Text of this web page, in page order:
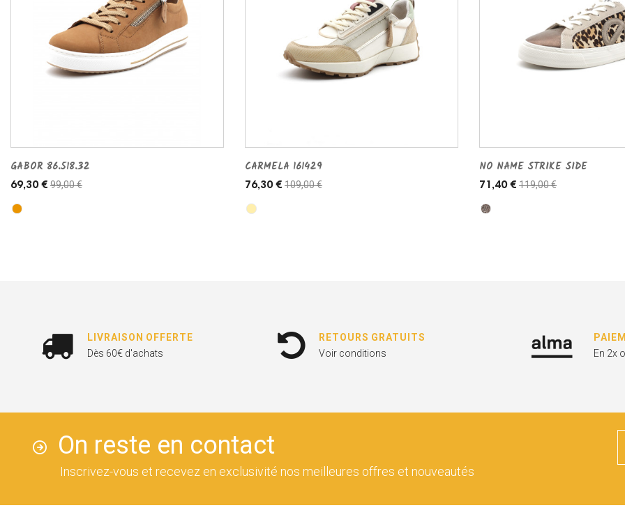
GABOR 86.518.32
69,30 € 99,00 €
CARMELA 161429
76,30 € 109,00 €
NO NAME STRIKE SIDE
71,40 € 119,00 €
LIVRAISON OFFERTE
Dès 60€ d'achats
RETOURS GRATUITS
Voir conditions
En 2x
On reste en contact
Inscrivez-vous et recevez en exclusivité nos meilleures offres et nouveautés